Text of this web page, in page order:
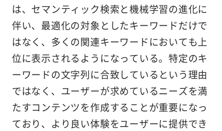
は、セマンティック検索と機械学習の進化に
伴い、最適化の対象としたキーワードだけで
はなく、多くの関連キーワードにおいても上
位に表示されるようになっている。特定のキ
ーワードの文字列に合致しているという理由
ではなく、ユーザーが求めているニーズを満
たすコンテンツを作成することが重要になっ
ており、より良い体験をユーザーに提供でき